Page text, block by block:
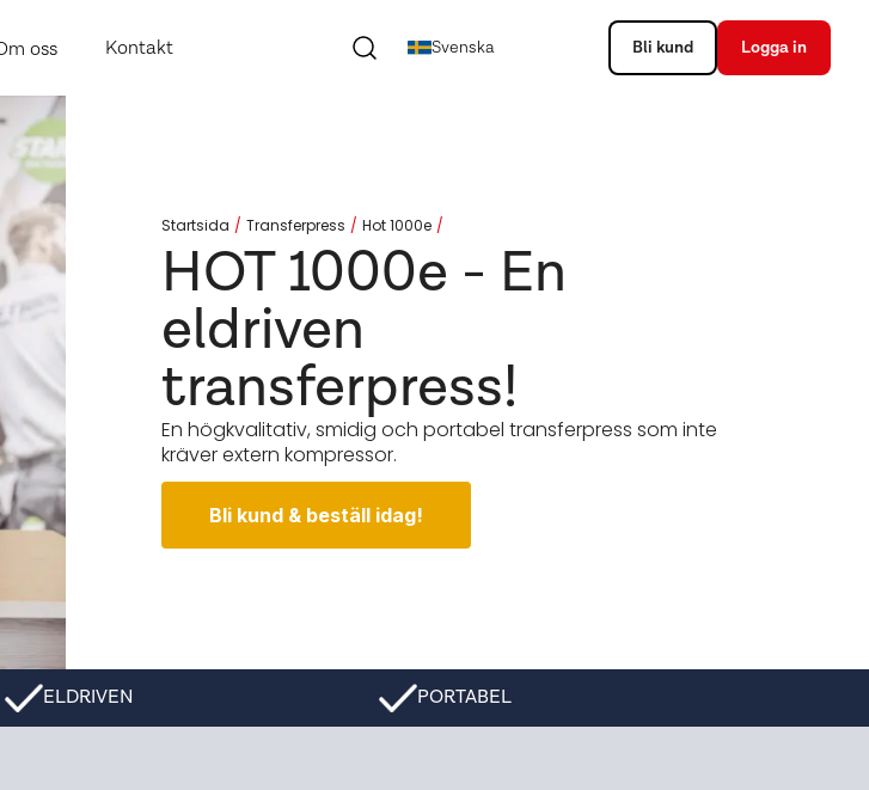
oss Kontakt Svenska Bli kund Logga in
Startsida Transferpress Hot 1000e
HOT 1000e - En
eldriven
transferpress!
En högkvalitativ, smidig och portabel transferpress som inte
kräver extern kompressor.
Bli kund & beställ idag!
ELDRIVEN PORTABEL